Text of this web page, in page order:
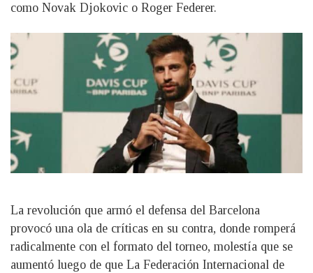
como Novak Djokovic o Roger Federer.
La revolución que armó el defensa del Barcelona
provocó una ola de críticas en su contra, donde romperá
radicalmente con el formato del torneo, molestía que se
aumentó luego de que La Federación Internacional de